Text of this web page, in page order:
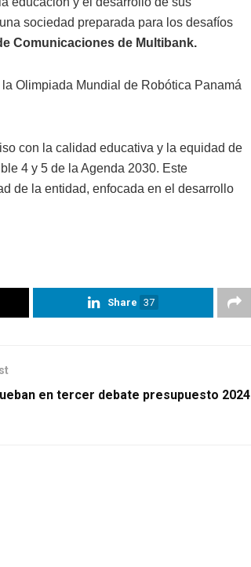
sociedad preparada para los desafíos
Comunicaciones de Multibank.
Olimpiada Mundial de Robótica Panamá
con la calidad educativa y la equidad de
4 y 5 de la Agenda 2030. Este
de la entidad, enfocada en el desarrollo
Share 37
en tercer debate presupuesto 2024